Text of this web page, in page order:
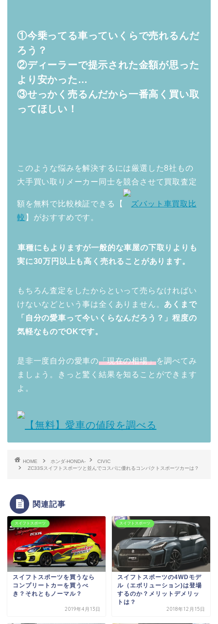
①今乗ってる車っていくらで売れるんだ
ろう？
②ディーラーで提示された金額が思った
より安かった…
③せっかく売るんだから一番高く買い取
ってほしい！
このような悩みを解決するには厳選した8社もの
大手買い取りメーカー同士を競合させて買取査定
額を無料で比較検証できる【
ズバット車買取比
較 】がおすすめです。
車種にもよりますが一般的な車屋の下取りよりも
実に30万円以上も高く売れることがあります。
もちろん査定をしたからといって売らなければい
けないなどという事は全くありません。 あくまで
「自分の愛車って今いくらなんだろう？」程度の
気軽なものでOKです。
是非一度自分の愛車の「現在の相場」を調べてみ
ましょう。きっと驚く結果を知ることができます
よ。
【無料】愛車の値段を調べる
HOME ホンダ-HONDA-
CIVIC
ZC33Sスイフトスポーツと並んでコスパに優れるコンパクトスポーツカーは？
関連記事
スイフトスポーツ
スイフトスポーツを買うなら
コンプリートカーを買うべ
き？それともノーマル？
2019年4月13日
スイフトスポーツ
スイフトスポーツの4WDモデ
ル（エボリューション)は登場
するのか？メリットデメリッ
トは？
2018年12月15日